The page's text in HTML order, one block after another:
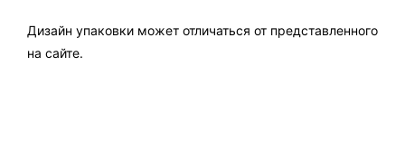
Дизайн упаковки может отличаться от представленного
на сайте.